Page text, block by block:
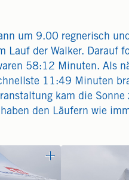
um 9.00 regnerisch
Lauf der Walker.
58:12 Minuten. Als
11:49 Minuten
kam die
den Läufern wie